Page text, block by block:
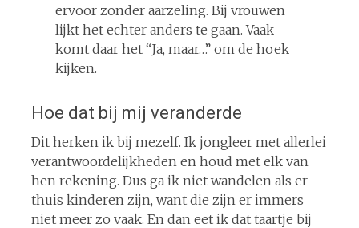
ervoor zonder aarzeling. Bij vrouwen
lijkt het echter anders te gaan. Vaak
komt daar het “Ja, maar…” om de hoek
kijken.
Hoe dat bij mij veranderde
Dit herken ik bij mezelf. Ik jongleer met allerlei
verantwoordelijkheden en houd met elk van
hen rekening. Dus ga ik niet wandelen als er
thuis kinderen zijn, want die zijn er immers
niet meer zo vaak. En dan eet ik dat taartje bij